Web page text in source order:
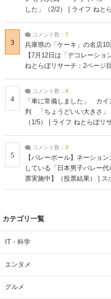
した」（2/2） | ライフ ねと
3
コメント数： 7
兵庫県の「ケーキ」の名店
【7月12日は「デコレーシ
ねとらぼリサーチ：2ページ目
4
コメント数： 4
「車に常備しました」 カイ
判 「ちょうどいい大きさ」
（1/5） | ライフ ねとらぼリ
5
コメント数： 3
【バレーボール】ネーショ
している「日本男子バレー
票実施中】（投票結果） | ス
カテゴリ一覧
IT・科学
エンタメ
グルメ